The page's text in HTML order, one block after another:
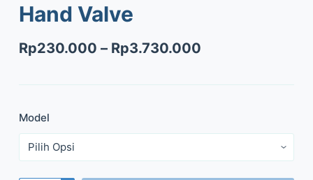
Hand Valve
Rp230.000 – Rp3.730.000
Model